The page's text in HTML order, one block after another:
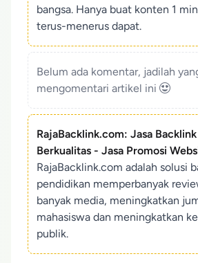
bangsa. Hanya buat konten 1
terus-menerus dapat.
Belum ada komentar, jadilah
mengomentari artikel ini
RajaBacklink.com: Jasa
Berkualitas - Jasa Promosi
RajaBacklink.com adalah solusi
pendidikan memperbanyak
banyak media, meningkatkan
mahasiswa dan meningkatkan
publik.